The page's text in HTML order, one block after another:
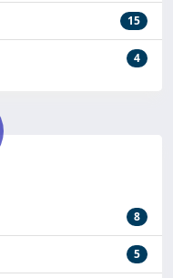
15
4
8
5